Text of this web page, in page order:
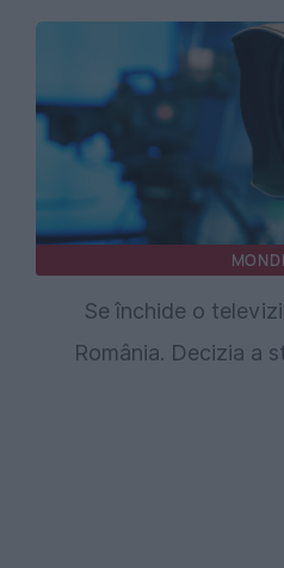
Se închide o
România. Decizia a